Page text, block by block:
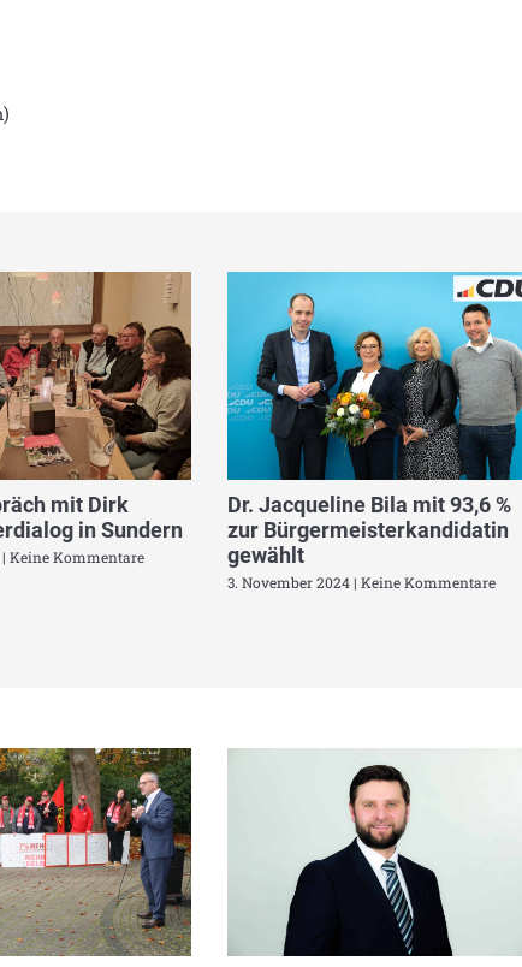
mit Dirk
in Sundern
Keine Kommentare
Dr. Jacqueline Bila mit 93,6 %
zur Bürgermeisterkandidatin
gewählt
3. November 2024 Keine Kommentare